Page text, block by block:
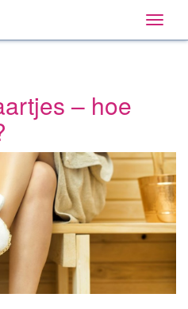
Toggle
– hoe